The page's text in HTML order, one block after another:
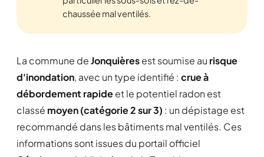
chaussée mal ventilés.
La commune deJonquièresest soumise au risque
d'inondation, avec un type identifié : crue à
débordement rapideet le potentiel radon est
classé moyen (catégorie 2 sur 3) : un dépistage est
recommandé dans les bâtiments mal ventilés. Ces
informations sont issues du portail officiel